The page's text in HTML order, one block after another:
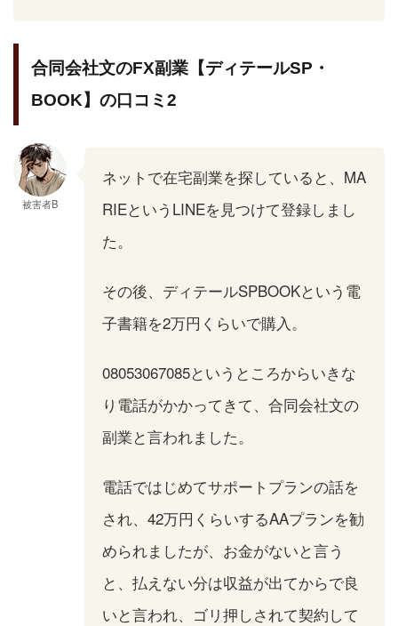
合同会社文のFX副業【ディテールSP・
BOOK】の口コミ2
被害者B
ネットで在宅副業を探していると、MA
RIEというLINEを見つけて登録しまし
た。
その後、ディテールSPBOOKという電
子書籍を2万円くらいで購入。
08053067085というところからいきな
り電話がかかってきて、合同会社文の
副業と言われました。
電話ではじめてサポートプランの話を
され、42万円くらいするAAプランを勧
められましたが、お金がないと言う
と、払えない分は収益が出てからで良
いと言われ、ゴリ押しされて契約して